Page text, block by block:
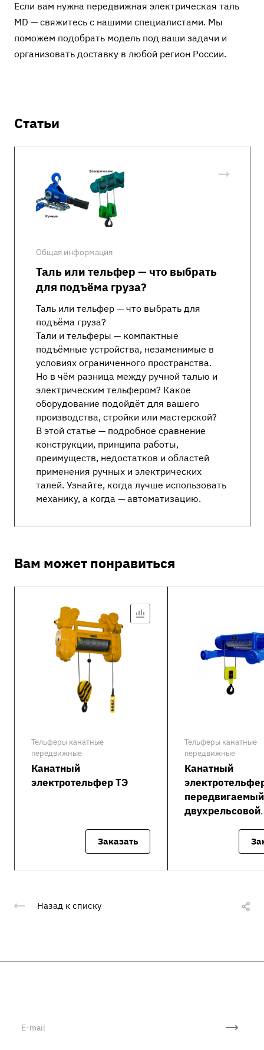
Если вам нужна передвижная электрическая таль
MD — свяжитесь с нашими специалистами. Мы
поможем подобрать модель под ваши задачи и
организовать доставку в любой регион России.
Статьи
Общая информация
Таль или тельфер — что выбрать
для подъёма груза?
Таль или тельфер — что выбрать для
подъёма груза?
Тали и тельферы — компактные
подъёмные устройства, незаменимые в
условиях ограниченного пространства.
Но в чём разница между ручной талью и
электрическим тельфером? Какое
оборудование подойдёт для вашего
производства, стройки или мастерской?
В этой статье — подробное сравнение
конструкции, принципа работы,
преимуществ, недостатков и областей
применения ручных и электрических
талей. Узнайте, когда лучше использовать
механику, а когда — автоматизацию.
Вам может понравиться
Тельферы канатные
передвижные
Канатный
электротельфер ТЭ
Заказать
Тельферы канатные
передвижные
Канатный
двухрельсовой
Назад к списку